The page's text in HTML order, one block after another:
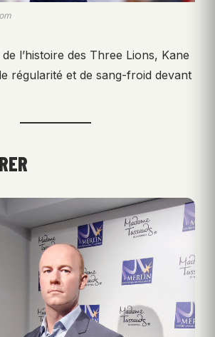
l’histoire des Three Lions, Kane
régularité et de sang-froid devant